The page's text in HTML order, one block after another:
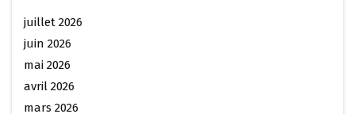
juillet 2026
juin 2026
mai 2026
avril 2026
mars 2026